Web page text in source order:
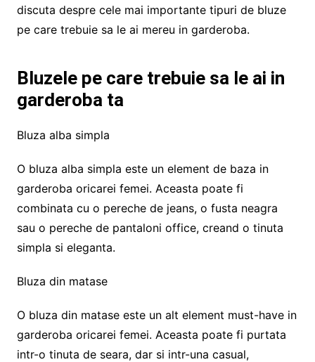
discuta despre cele mai importante tipuri de bluze
pe care trebuie sa le ai mereu in garderoba.
Bluzele pe care trebuie sa le ai in
garderoba ta
Bluza alba simpla
O bluza alba simpla este un element de baza in
garderoba oricarei femei. Aceasta poate fi
combinata cu o pereche de jeans, o fusta neagra
sau o pereche de pantaloni office, creand o tinuta
simpla si eleganta.
Bluza din matase
O bluza din matase este un alt element must-have in
garderoba oricarei femei. Aceasta poate fi purtata
intr-o tinuta de seara, dar si intr-una casual,